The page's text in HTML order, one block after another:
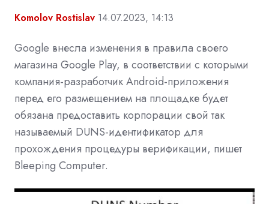
Komolov Rostislav 14.07.2023, 14:13
Google внесла изменения в правила своего
магазина Google Play, в соответствии с которыми
компания-разработчик Android-приложения
перед его размещением на площадке будет
обязана предоставить корпорации свой так
называемый DUNS-идентификатор для
прохождения процедуры верификации, пишет
Bleeping Computer.